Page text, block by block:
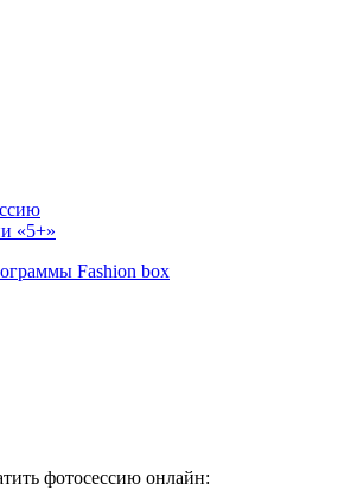
«5+»
Fashion box
фотосессию онлайн: